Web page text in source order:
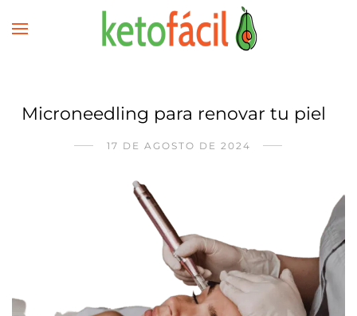
Microneedling para renovar tu piel
17 DE AGOSTO DE 2024